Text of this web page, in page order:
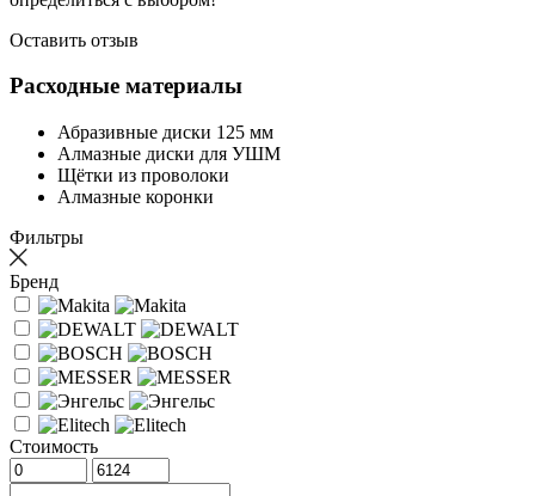
Оставить отзыв
Расходные материалы
Абразивные диски 125 мм
Алмазные диски для УШМ
Щётки из проволоки
Алмазные коронки
Фильтры
Бренд
Стоимость